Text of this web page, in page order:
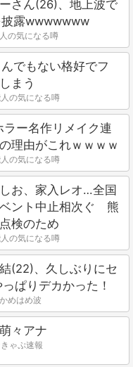
さん(26)、地上波で
露wwwwwww
の気になる噂
でもない格好でフ
まう
の気になる噂
ラー名作リメイク連
理由がこれｗｗｗｗ
の気になる噂
お、家入レオ…全国
ント中止相次ぐ 熊
検のため
の気になる噂
(22)、久しぶりにセ
ぱりデカかった！
めはめ波
々アナ
ゃぷ速報